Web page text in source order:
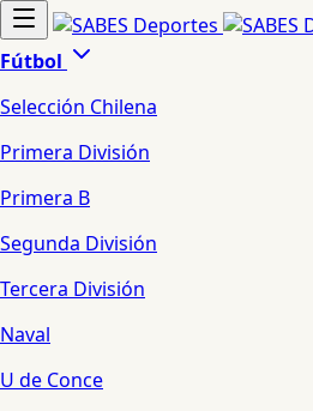
Fútbol
Selección Chilena
Primera División
Primera B
Segunda División
Tercera División
Naval
U de Conce